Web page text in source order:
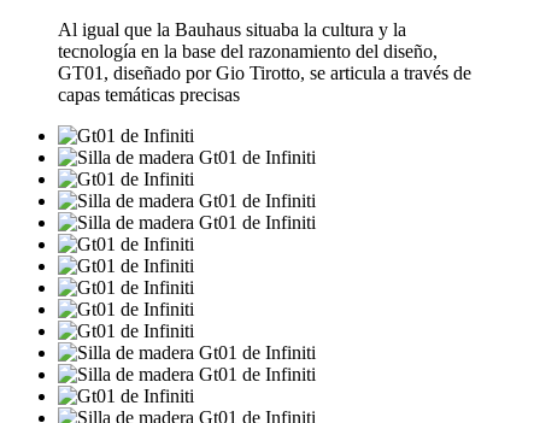
Al igual que la Bauhaus situaba la cultura y la
tecnología en la base del razonamiento del diseño,
GT01, diseñado por Gio Tirotto, se articula a través de
capas temáticas precisas